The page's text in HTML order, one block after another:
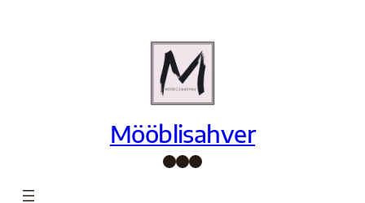
Mööblisahver
Facebook InstagramPinterest